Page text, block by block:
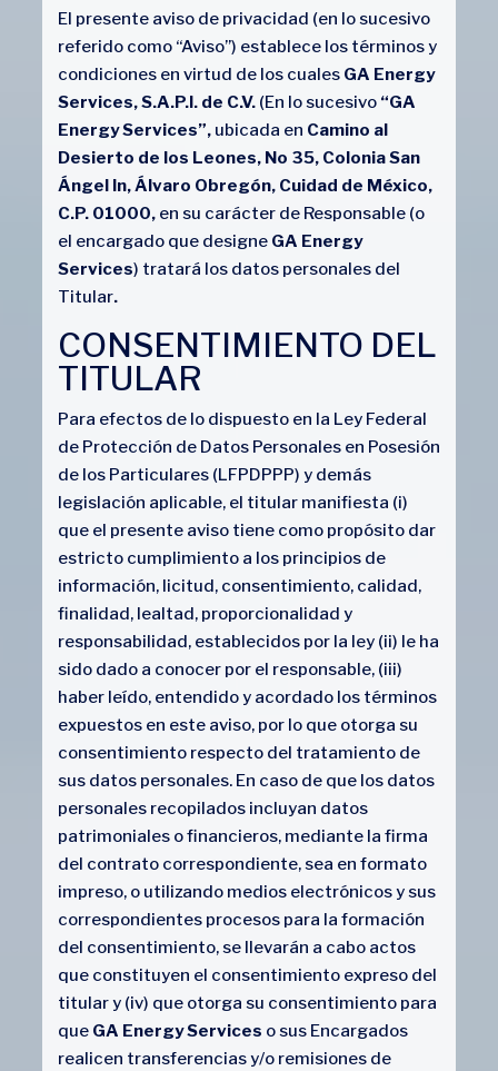
El presente aviso de privacidad (en lo sucesivo
referido como “Aviso”) establece los términos y
condiciones en virtud de los cuales GA Energy
Services, S.A.P.I. de C.V.(En lo sucesivo “GA
Energy Services”, ubicada en Camino al
Desierto de los Leones, No 35, Colonia San
Ángel In, Álvaro Obregón, Cuidad de México,
C.P. 01000,en su carácter de Responsable (o
el encargado que designeGA Energy
Services) tratará los datos personales del
Titular.
CONSENTIMIENTO DEL
TITULAR
Para efectos de lo dispuesto en la Ley Federal
de Protección de Datos Personales en Posesión
de los Particulares (LFPDPPP) y demás
legislación aplicable, el titular manifiesta (i)
que el presente aviso tiene como propósito dar
estricto cumplimiento a los principios de
información, licitud, consentimiento, calidad,
finalidad, lealtad, proporcionalidad y
responsabilidad, establecidos por la ley (ii) le ha
sido dado a conocer por el responsable, (iii)
haber leído, entendido y acordado los términos
expuestos en este aviso, por lo que otorga su
consentimiento respecto del tratamiento de
sus datos personales. En caso de que los datos
personales recopilados incluyan datos
patrimoniales o financieros, mediante la firma
del contrato correspondiente, sea en formato
impreso, o utilizando medios electrónicos y sus
correspondientes procesos para la formación
del consentimiento, se llevarán a cabo actos
que constituyen el consentimiento expreso del
titular y (iv) que otorga su consentimiento para
que GA Energy Services o sus Encargados
realicen transferencias y/o remisiones de